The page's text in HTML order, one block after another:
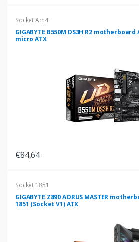
Socket Am4
GIGABYTE B550M DS3H R2 motherboard
micro ATX
€84,64
Socket 1851
GIGABYTE Z890 AORUS MASTER
1851 (Socket V1) ATX